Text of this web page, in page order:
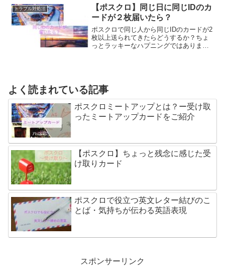
えたお話しです。少し時間はかかっても
意外と見つかるものですよ！
トラブル対処法
【ポスクロ】同じ日に同じIDのカ
ードが２枚届いたら？
ポスクロで同じ人から同じIDのカードが2
枚以上送られてきたらどうするか？ちょ
っとラッキーなハプニングではあります
よく読まれている記事
ポスクロミートアップとは？ー受け取
ったミートアップカードをご紹介
【ポスクロ】ちょっと残念に感じた受
け取りカード
ポスクロで役立つ英文レター結びのこ
とば・気持ちが伝わる英語表現
スポンサーリンク